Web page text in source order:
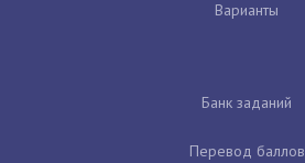
Варианты
Банк заданий
Перевод баллов